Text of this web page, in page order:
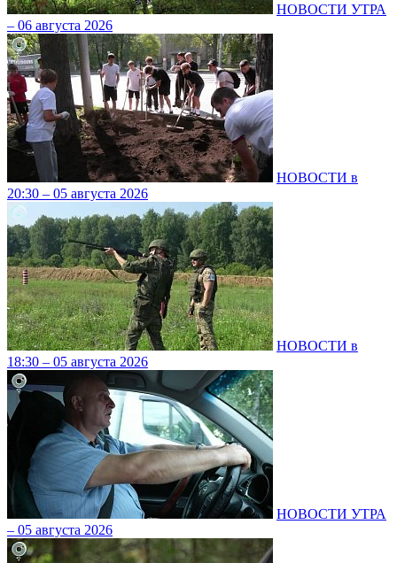
НОВОСТИ УТРА
– 06 августа 2026
НОВОСТИ в
20:30 – 05 августа 2026
НОВОСТИ в
18:30 – 05 августа 2026
НОВОСТИ УТРА
– 05 августа 2026